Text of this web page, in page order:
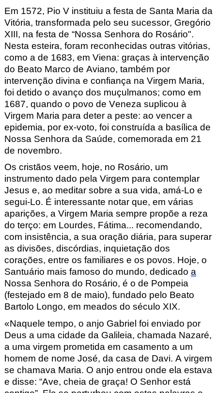
Em 1572, Pio V instituiu a festa de Santa Maria da
Vitória, transformada pelo seu sucessor, Gregório
XIII, na festa de “Nossa Senhora do Rosário".
Nesta esteira, foram reconhecidas outras vitórias,
como a de 1683, em Viena: graças à intervenção
do Beato Marco de Aviano, também por
intervenção divina e confiança na Virgem Maria,
foi detido o avanço dos muçulmanos; como em
1687, quando o povo de Veneza suplicou à
Virgem Maria para deter a peste: ao vencer a
epidemia, por ex-voto, foi construída a basílica de
Nossa Senhora da Saúde, comemorada em 21
de novembro.
Os cristãos veem, hoje, no Rosário, um
instrumento dado pela Virgem para contemplar
Jesus e, ao meditar sobre a sua vida, amá-Lo e
segui-Lo. É interessante notar que, em várias
aparições, a Virgem Maria sempre propõe a reza
do terço: em Lourdes, Fátima... recomendando,
com insistência, a sua oração diária, para superar
as divisões, discórdias, inquietação dos
corações, entre os familiares e os povos. Hoje, o
Santuário mais famoso do mundo, dedicado a
Nossa Senhora do Rosário, é o de Pompeia
(festejado em 8 de maio), fundado pelo Beato
Bartolo Longo, em meados do século XIX.
«Naquele tempo, o anjo Gabriel foi enviado por
Deus a uma cidade da Galileia, chamada Nazaré,
a uma virgem prometida em casamento a um
homem de nome José, da casa de Davi. A virgem
se chamava Maria. O anjo entrou onde ela estava
e disse: “Ave, cheia de graça! O Senhor está